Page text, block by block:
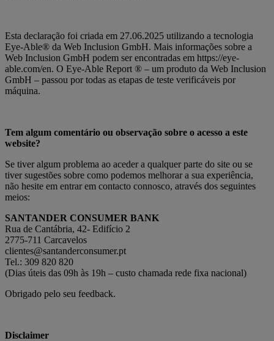
Esta declaração foi criada em 27.06.2025 utilizando a tecnologia
Eye-Able® da Web Inclusion GmbH. Mais informações sobre a
Web Inclusion GmbH podem ser encontradas em https://eye-
able.com/en. O Eye-Able Report ® – um produto da Web Inclusion
GmbH – passou por todas as etapas de teste verificáveis por
máquina.
Tem algum comentário ou observação sobre o acesso a este
website?
Se tiver algum problema ao aceder a qualquer parte do site ou se
tiver sugestões sobre como podemos melhorar a sua experiência,
não hesite em entrar em contacto connosco, através dos seguintes
meios:
SANTANDER CONSUMER BANK
Rua de Cantábria, 42- Edifício 2
2775-711 Carcavelos
clientes@santanderconsumer.pt
Tel.: 309 820 820
(Dias úteis das 09h às 19h – custo chamada rede fixa nacional)
Obrigado pelo seu feedback.
Disclaimer